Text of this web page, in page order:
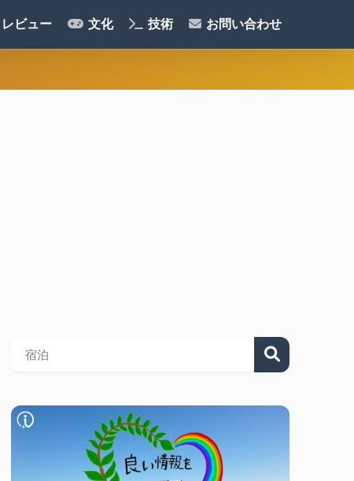
レビュー 文化 技術 お問い合わせ